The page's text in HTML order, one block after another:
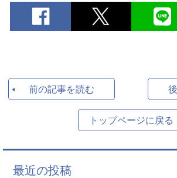
前の記事を読む
トップページに戻る
最近の投稿